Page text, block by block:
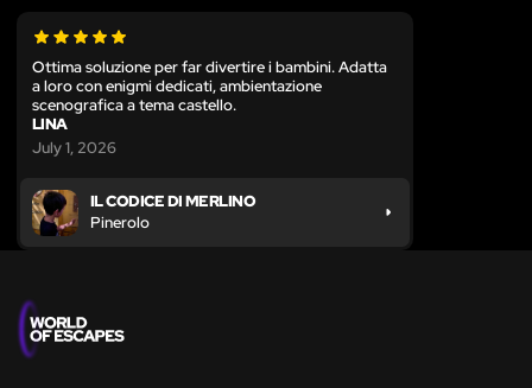
Ottima soluzione per far divertire i bambini. Adatta
a loro con enigmi dedicati, ambientazione
scenografica a tema castello.
LINA
July 1, 2026
IL CODICE DI MERLINO
Pinerolo